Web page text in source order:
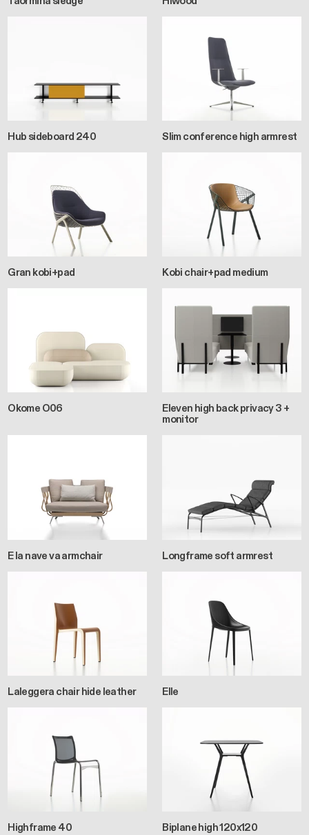
Hub sideboard 240 Slim conference high armrest
Gran kobi+pad Kobi chair+pad medium
Okome O06
Eleven high back privacy 3 +
monitor
E la nave va armchair Longframe soft armrest
Laleggera chair hide leather Elle
Highframe 40 Biplane high 120x120